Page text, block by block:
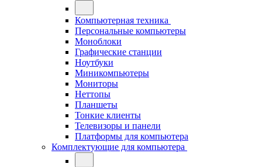
Компьютерная техника
Персональные компьютеры
Моноблоки
Графические станции
Ноутбуки
Миникомпьютеры
Мониторы
Неттопы
Планшеты
Тонкие клиенты
Телевизоры и панели
Платформы для компьютера
Комплектующие для компьютера